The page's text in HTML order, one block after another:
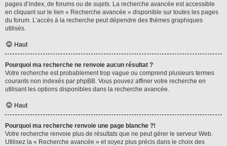
pages d’index, de forums ou de sujets. La recherche avancée est accessible
en cliquant sur le lien « Recherche avancée » disponible sur toutes les pages
du forum. L’accès à la recherche peut dépendre des thèmes graphiques
utilisés.
Haut
Pourquoi ma recherche ne renvoie aucun résultat ?
Votre recherche est probablement trop vague ou comprend plusieurs termes
courants non indexés par phpBB. Vous pouvez affiner votre recherche en
utilisant les options disponibles dans la recherche avancée.
Haut
Pourquoi ma recherche renvoie une page blanche ?!
Votre recherche renvoie plus de résultats que ne peut gérer le serveur Web.
Utilisez la « Recherche avancée » et soyez plus précis dans le choix des